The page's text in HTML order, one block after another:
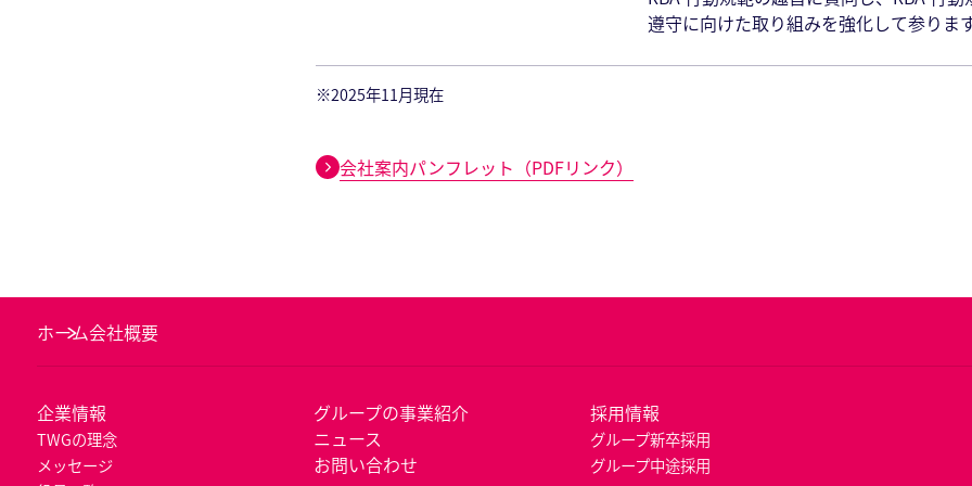
遵守に向けた取り組みを強化して参りま
※2025年11月現在
会社案内パンフレット（PDFリンク）
ホーム会社概要
企業情報
TWGの理念
メッセージ
グループの事業紹介
ニュース
お問い合わせ
採用情報
グループ新卒採用
グループ中途採用